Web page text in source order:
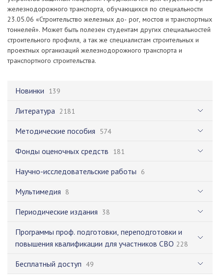
Новинки 139
Литература 2181
Методические пособия 574
Фонды оценочных средств 181
Научно-исследовательские работы 6
Мультимедия 8
Периодические издания 38
Программы проф. подготовки, переподготовки и
повышения квалификации для участников СВО 228
Бесплатный доступ 49
железнодорожного транспорта, обучающихся по специальности
23.05.06 «Строительство железных до- рог, мостов и транспортных
тоннелей». Может быть полезен студентам других специальностей
строительного профиля, а так же специалистам строительных и
проектных организаций железнодорожного транспорта и
транспортного строительства.